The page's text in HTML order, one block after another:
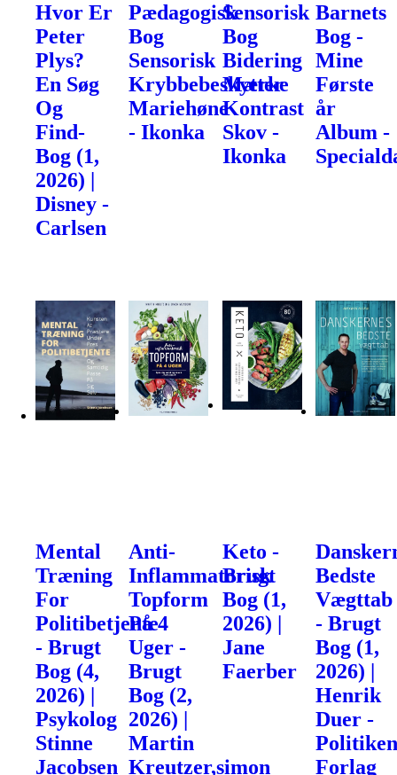
Hvor Er
Peter
Plys?
En Søg
Og
Find-
Bog (1,
2026) |
Disney -
Carlsen
Pædagogisk
Bog
Sensorisk
Krybbebeskytter
Mariehøne
- Ikonka
Sensorisk
Bog
Bidering
Mærke
Kontrast
Skov -
Ikonka
Barnets
Bog -
Mine
Første
år
Album -
Mental
Træning
For
Politibetjente
- Brugt
Bog (4,
2026) |
Psykolog
Stinne
Jacobsen
Anti-
Inflammatorisk
Topform
På 4
Uger -
Brugt
Bog (2,
2026) |
Martin
Kreutzer,simon
Keto -
Brugt
Bog (1,
2026) |
Jane
Faerber
Bedste
Vægttab
- Brugt
Bog (1,
2026) |
Henrik
Duer -
Forlag